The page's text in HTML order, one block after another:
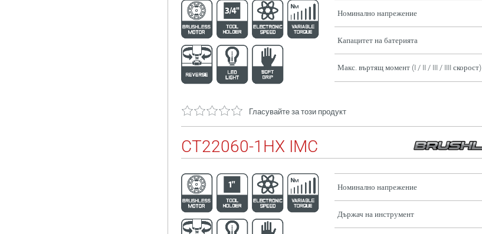
Номинално напрежение
Капацитет на батерията
Макс. въртящ момент (I / II / III / IIII скорост)
Гласувайте за този продукт
CT22060-1HX IMC
Номинално напрежение
Държач на инструмент